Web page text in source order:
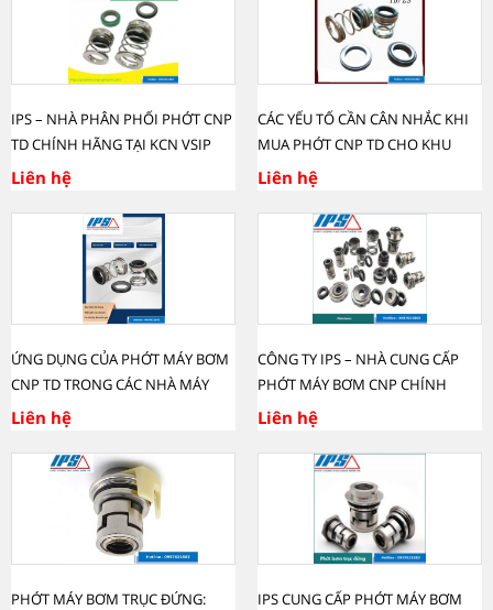
IPS – NHÀ PHÂN PHỐI PHỚT CNP
TD CHÍNH HÃNG TẠI KCN VSIP
BẮC NINH
Liên hệ
CÁC YẾU TỐ CẦN CÂN NHẮC KHI
MUA PHỚT CNP TD CHO KHU
CÔNG NGHIỆP.
Liên hệ
ỨNG DỤNG CỦA PHỚT MÁY BƠM
CNP TD TRONG CÁC NHÀ MÁY
SẢN XUẤT LỚN TẠI MIỀN NAM.
Liên hệ
CÔNG TY IPS – NHÀ CUNG CẤP
PHỚT MÁY BƠM CNP CHÍNH
HÃNG TẠI VIỆT NAM
Liên hệ
PHỚT MÁY BƠM TRỤC ĐỨNG:
IPS CUNG CẤP PHỚT MÁY BƠM